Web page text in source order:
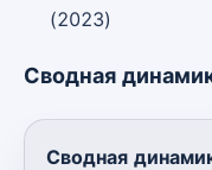
(2023)
Сводная
Сводная